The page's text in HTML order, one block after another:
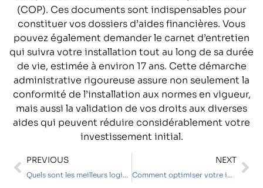
(COP). Ces documents sont indispensables pour
constituer vos dossiers d’aides financières. Vous
pouvez également demander le carnet d’entretien
qui suivra votre installation tout au long de sa durée
de vie, estimée à environ 17 ans. Cette démarche
administrative rigoureuse assure non seulement la
conformité de l’installation aux normes en vigueur,
mais aussi la validation de vos droits aux diverses
aides qui peuvent réduire considérablement votre
investissement initial.
PREVIOUS
Quels sont les meilleurs logiciels de gestion locative pour piloter la maintenance de votre parc immobilier ?
NEXT
Comment optimiser votre investissement immobilier avec des dispositifs fiscaux en France